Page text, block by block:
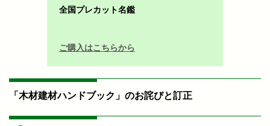
全国プレカット名鑑
ご購入はこちらから
「木材建材ハンドブック」のお詫びと訂正